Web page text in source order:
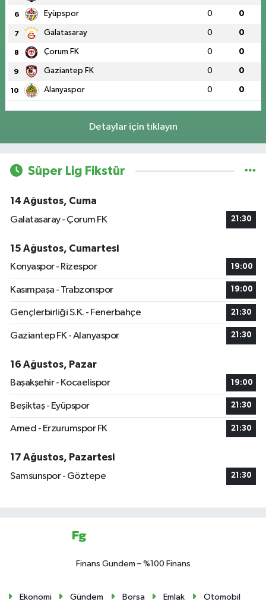
6 Eyüpspor 0 0
7 Galatasaray 0 0
8 Çorum FK 0 0
9 Gaziantep FK 0 0
10 Alanyaspor 0 0
Detaylar için tıklayın
Süper Lig Fikstür
14 Ağustos, Cuma
Galatasaray - Çorum FK
21:30
15 Ağustos, Cumartesi
Konyaspor - Rizespor
19:00
Kasımpaşa - Trabzonspor 19:00
Gençlerbirliği S.K. - Fenerbahçe 21:30
Gaziantep FK - Alanyaspor 21:30
16 Ağustos, Pazar
Başakşehir - Kocaelispor
19:00
Beşiktaş - Eyüpspor 21:30
Amed - Erzurumspor FK 21:30
17 Ağustos, Pazartesi
Samsunspor - Göztepe
21:30
Finans Gundem – %100 Finans
Ekonomi Gündem Borsa Emlak Otomobil